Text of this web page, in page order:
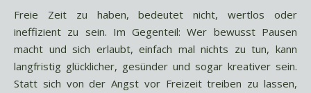
Freie Zeit zu haben, bedeutet nicht, wertlos oder
ineffizient zu sein. Im Gegenteil: Wer bewusst Pausen
macht und sich erlaubt, einfach mal nichts zu tun, kann
langfristig glücklicher, gesünder und sogar kreativer sein.
Statt sich von der Angst vor Freizeit treiben zu lassen,